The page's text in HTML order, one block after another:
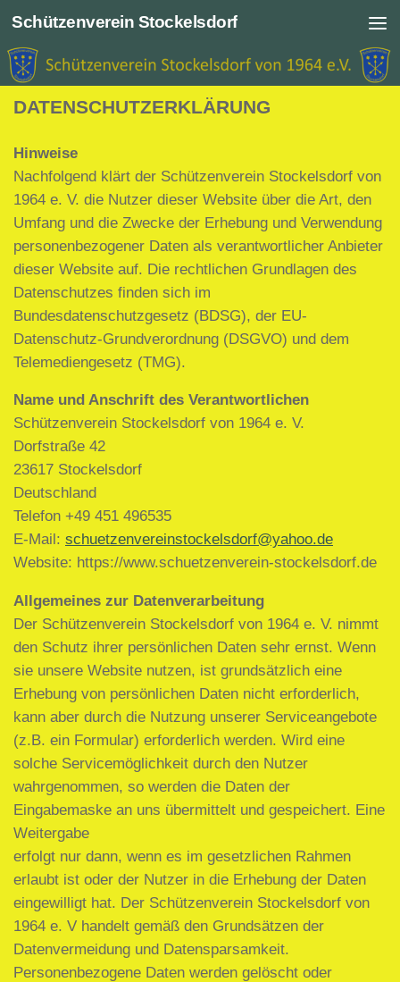
Zum Inhalt springen
Schützenverein Stockelsdorf
DATENSCHUTZERKLÄRUNG
Hinweise
Nachfolgend klärt der Schützenverein Stockelsdorf von
1964 e. V. die Nutzer dieser Website über die Art, den
Umfang und die Zwecke der Erhebung und Verwendung
personenbezogener Daten als verantwortlicher Anbieter
dieser Website auf. Die rechtlichen Grundlagen des
Datenschutzes finden sich im
Bundesdatenschutzgesetz (BDSG), der EU-
Datenschutz-Grundverordnung (DSGVO) und dem
Telemediengesetz (TMG).
Name und Anschrift des Verantwortlichen
Schützenverein Stockelsdorf von 1964 e. V.
Dorfstraße 42
23617 Stockelsdorf
Deutschland
Telefon +49 451 496535
E-Mail: schuetzenvereinstockelsdorf@yahoo.de
Website: https://www.schuetzenverein-stockelsdorf.de
Allgemeines zur Datenverarbeitung
Der Schützenverein Stockelsdorf von 1964 e. V. nimmt
den Schutz ihrer persönlichen Daten sehr ernst. Wenn
sie unsere Website nutzen, ist grundsätzlich eine
Erhebung von persönlichen Daten nicht erforderlich,
kann aber durch die Nutzung unserer Serviceangebote
(z.B. ein Formular) erforderlich werden. Wird eine
solche Servicemöglichkeit durch den Nutzer
wahrgenommen, so werden die Daten der
Eingabemaske an uns übermittelt und gespeichert. Eine
Weitergabe
erfolgt nur dann, wenn es im gesetzlichen Rahmen
erlaubt ist oder der Nutzer in die Erhebung der Daten
eingewilligt hat. Der Schützenverein Stockelsdorf von
1964 e. V handelt gemäß den Grundsätzen der
Datenvermeidung und Datensparsamkeit.
Personenbezogene Daten werden gelöscht oder